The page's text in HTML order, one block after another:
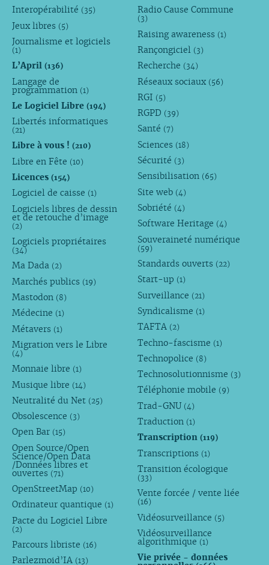
Interopérabilité (35)
Jeux libres (5)
Journalisme et logiciels
(1)
L’April (136)
Langage de
programmation (1)
Le Logiciel Libre (194)
Libertés informatiques
(21)
Libre à vous ! (210)
Libre en Fête (10)
Licences (154)
Logiciel de caisse (1)
Logiciels libres de dessin
et de retouche d’image
(2)
Logiciels propriétaires
(34)
Ma Dada (2)
Marchés publics (19)
Mastodon (8)
Médecine (1)
Métavers (1)
Migration vers le Libre
(4)
Monnaie libre (1)
Musique libre (14)
Neutralité du Net (25)
Obsolescence (3)
Open Bar (15)
Open Source/Open
Science/Open Data
/Données libres et
ouvertes (71)
OpenStreetMap (10)
Ordinateur quantique (1)
Pacte du Logiciel Libre
(2)
Parcours libriste (16)
Parlezmoid’IA (13)
Radio Cause Commune
(3)
Raising awareness (1)
Rançongiciel (3)
Recherche (34)
Réseaux sociaux (56)
RGI (5)
RGPD (39)
Santé (7)
Sciences (18)
Sécurité (3)
Sensibilisation (65)
Site web (4)
Sobriété (4)
Software Heritage (4)
Souveraineté numérique
(59)
Standards ouverts (22)
Start-up (1)
Surveillance (21)
Syndicalisme (1)
TAFTA (2)
Techno-fascisme (1)
Technopolice (8)
Technosolutionnisme (3)
Téléphonie mobile (9)
Trad-GNU (4)
Traduction (1)
Transcription(119)
Transcriptions (1)
Transition écologique
(33)
Vente forcée / vente liée
(16)
Vidéosurveillance (5)
Vidéosurveillance
algorithmique (1)
Vie privée - données